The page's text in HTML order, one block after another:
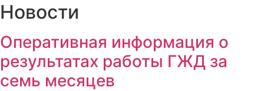
Новости
Оперативная информация о
результатах работы ГЖД за
семь месяцев